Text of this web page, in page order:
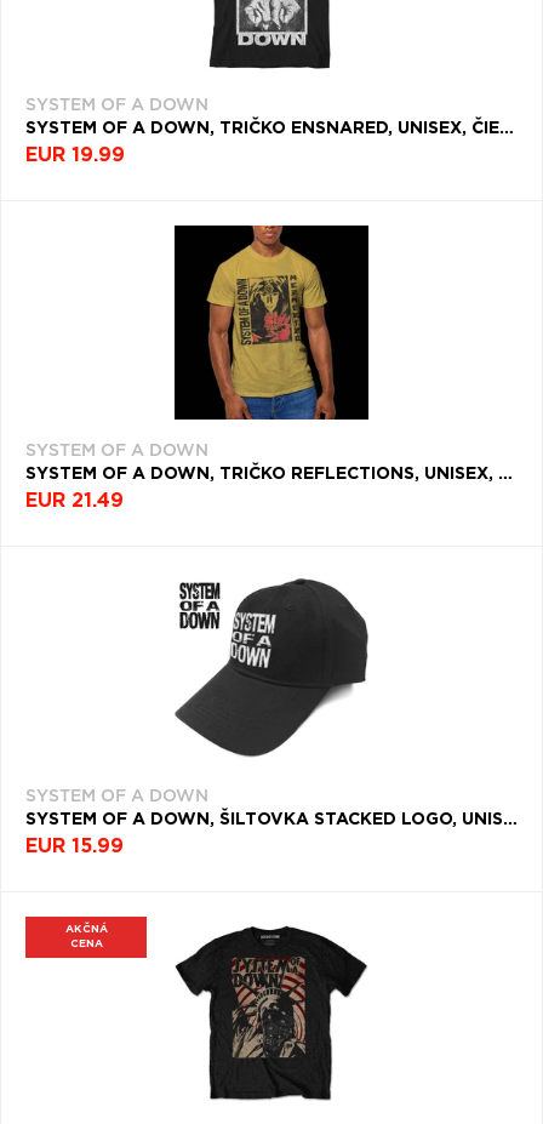
SYSTEM OF A DOWN
SYSTEM OF A DOWN, TRIČKO ENSNARED, UNISEX, ČIERNA
EUR 19.99
SYSTEM OF A DOWN
SYSTEM OF A DOWN, TRIČKO REFLECTIONS, UNISEX, ŽLTÁ
EUR 21.49
SYSTEM OF A DOWN
SYSTEM OF A DOWN, ŠILTOVKA STACKED LOGO, UNISEX, ČIERNA
EUR 15.99
AKČNÁ
CENA